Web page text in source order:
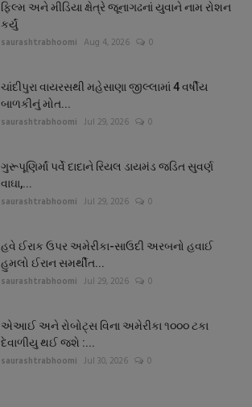
ફિલ્મ અને મીડિયા ક્ષેત્રે જૂનાગઢનાં યુવાને નામ રોશન
કર્યું
saurashtrabhoomi Aug 4, 2026 0
ચાંદીપુરા વાયરસથી મહેસાણા જીલ્લામાં 4 વર્ષીય
બાળકીનું મોત...
saurashtrabhoomi Jul 29, 2026 0
ગુરૂપૂણિર્માં પર્વે દાદાને રિયલ ડાયમંડ જડિત સુવર્ણ
વાઘા,...
saurashtrabhoomi Jul 29, 2026 0
હવે ઈરાક ઉપર અમેરીકા-સાઉદી અરબનો હવાઈ
હુમલો ઈરાન સમર્થીત...
saurashtrabhoomi Jul 29, 2026 0
એઆઈ અને રોબોટ્સ વિના અમેરીકા ૧૦૦૦ ટકા
દેવાળીયુ થઈ જશે :...
saurashtrabhoomi Jul 30, 2026 0